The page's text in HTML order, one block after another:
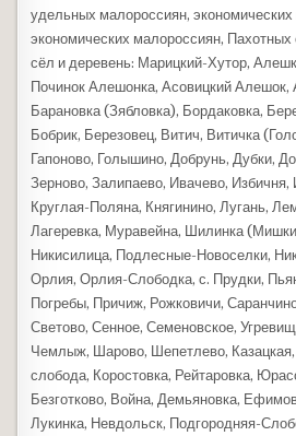
удельных малороссиян, экономических
экономических малороссиян,
сёл и деревень: Марицкий-Хутор,
Починок Алешонка, Асовицкий Алешок,
Барановка (Зябловка), Бордаковка,
Бобрик, Березовец, Витич, Витичка
Гапоново, Голышино, Добрунь, Дубки,
Зерново, Залипаево, Ивачево, Избичня,
Круглая-Поляна, Княгинино, Лугань,
Лагеревка, Муравейна, Шилинка
Никисилица, Подлесные-Новоселки,
Орлия, Орлия-Слободка, с. Прудки,
Погребы, Причиж, Рожковичи,
Светово, Сенное, Семеновское,
Чемлыж, Шарово, Шепетлево,
слобода, Коростовка, Рейтаровка,
Безготково, Война, Демьяновка,
Лукинка, Невдольск, Подгородняя-